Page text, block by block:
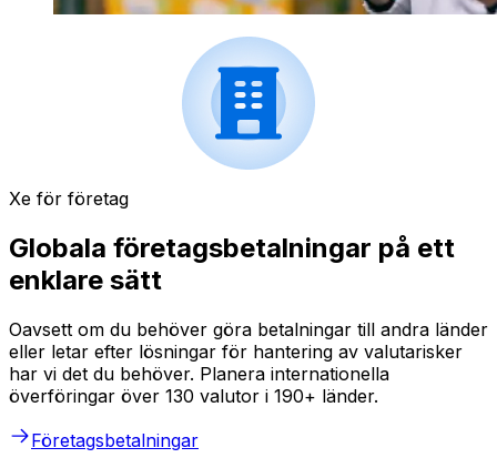
Xe för företag
Globala företagsbetalningar på ett
enklare sätt
Oavsett om du behöver göra betalningar till andra länder
eller letar efter lösningar för hantering av valutarisker
har vi det du behöver. Planera internationella
överföringar över 130 valutor i 190+ länder.
Företagsbetalningar